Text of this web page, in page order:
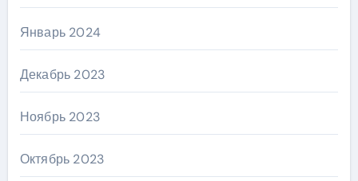
Январь 2024
Декабрь 2023
Ноябрь 2023
Октябрь 2023